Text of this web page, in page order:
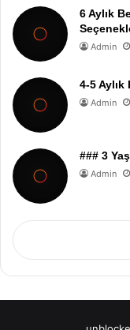
6 Aylık
Admin
4-5
Admin
### 3
Admin